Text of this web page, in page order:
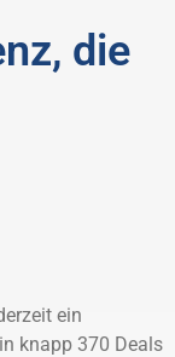
die
ein
knapp 370 Deals